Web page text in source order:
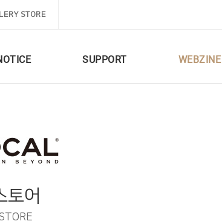
STORE
SUPPORT WEBZINE
토어